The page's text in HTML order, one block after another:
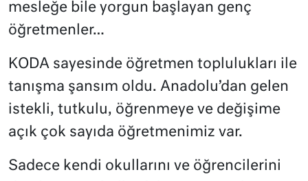
mesleğe bile yorgun başlayan genç
öğretmenler…
KODA sayesinde öğretmen toplulukları ile
tanışma şansım oldu. Anadolu’dan gelen
istekli, tutkulu, öğrenmeye ve değişime
açık çok sayıda öğretmenimiz var.
Sadece kendi okullarını ve öğrencilerini